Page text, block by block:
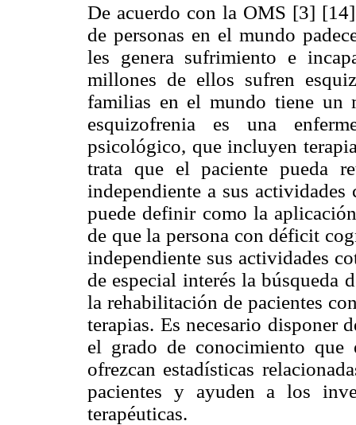
De acuerdo con la OMS [3]
de personas en el mundo
les genera sufrimiento e
millones de ellos sufren
familias en el mundo tiene un
esquizofrenia es una
psicológico, que incluyen
trata que el paciente pueda
independiente a sus
puede definir como la
de que la persona con déficit
independiente sus actividades
de especial interés la búsqueda
la rehabilitación de pacientes
terapias. Es necesario disponer
el grado de conocimiento que
ofrezcan estadísticas
pacientes y ayuden a los
terapéuticas.